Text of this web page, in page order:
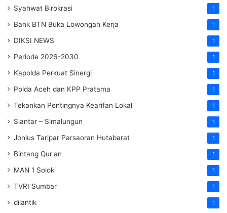
Syahwat Birokrasi 1
Bank BTN Buka Lowongan Kerja 1
DIKSI NEWS 1
Periode 2026-2030 1
Kapolda Perkuat Sinergi 1
Polda Aceh dan KPP Pratama 1
Tekankan Pentingnya Kearifan Lokal 1
Siantar – Simalungun 1
Jonius Taripar Parsaoran Hutabarat 1
Bintang Qur'an 1
MAN 1 Solok 1
TVRI Sumbar 1
dilantik 1